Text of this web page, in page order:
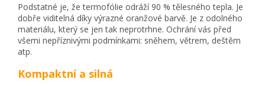
Podstatné je, že termofólie odráží 90 % tělesného tepla. Je
dobře viditelná díky výrazné oranžové barvě. Je z odolného
materiálu, který se jen tak neprotrhne. Ochrání vás před
všemi nepříznivými podmínkami: sněhem, větrem, deštěm
atp.
Kompaktní a silná